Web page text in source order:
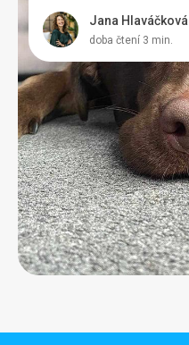
Jana Hlaváčková
doba čtení 3 min.